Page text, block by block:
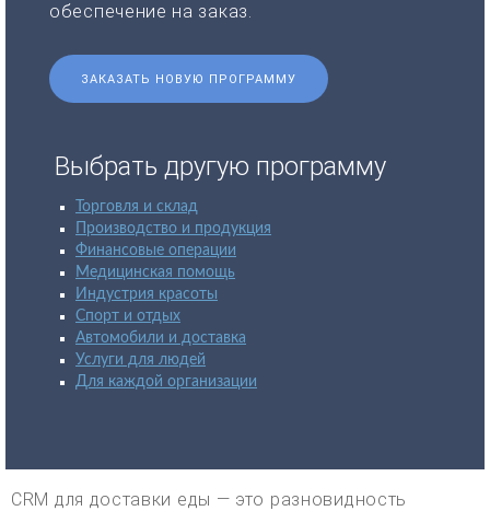
обеспечение на заказ.
ЗАКАЗАТЬ НОВУЮ ПРОГРАММУ
Выбрать другую программу
Торговля и склад
Производство и продукция
Финансовые операции
Медицинская помощь
Индустрия красоты
Спорт и отдых
Автомобили и доставка
Услуги для людей
Для каждой организации
CRM для доставки еды — это разновидность